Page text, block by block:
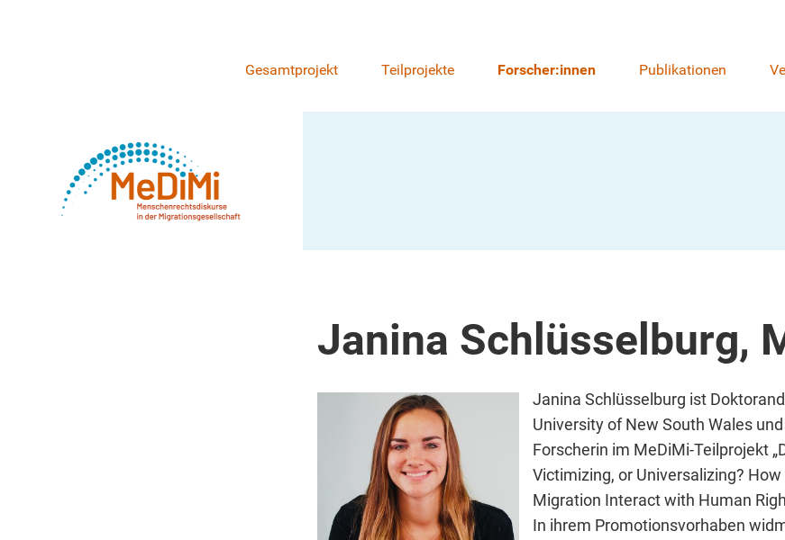
Gesamtprojekt Teilprojekte Forscher:innen Publikationen
Janina Schlüsselburg,
Janina Schlüsselburg ist
University of New South Wales
Forscherin im MeDiMi-Teilprojekt
Victimizing, or Universalizing?
Migration Interact with Human
In ihrem Promotionsvorhaben